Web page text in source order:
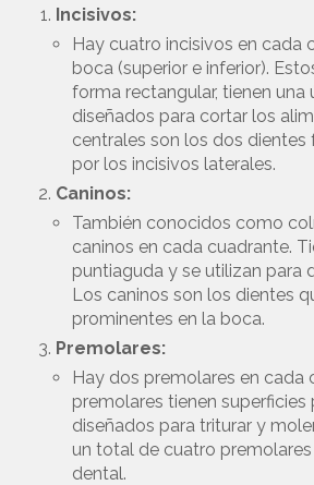
Incisivos:
Hay cuatro incisivos en cada
boca (superior e inferior).
forma rectangular, tienen una
diseñados para cortar los
centrales son los dos dientes
por los incisivos laterales.
Caninos:
También conocidos como
caninos en cada cuadrante.
puntiaguda y se utilizan para
Los caninos son los dientes
prominentes en la boca.
Premolares:
Hay dos premolares en cada
premolares tienen superficies
diseñados para triturar y
un total de cuatro
dental.